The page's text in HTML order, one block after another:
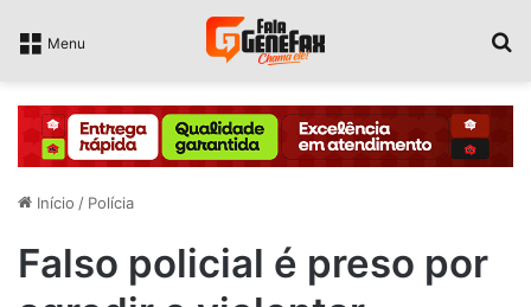
Menu
Início / Polícia
Falso policial é preso por